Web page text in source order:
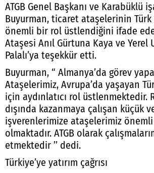
ATGB Genel Başkanı ve Karabüklü
Buyurman, ticaret ataşelerinin
önemli bir rol üstlendiğini ifade
Ataşesi Anıl Gürtuna Kaya ve Yerel
Palalı’ya teşekkür etti.
Buyurman, “ Almanya’da görev
Ataşelerimiz, Avrupa’da yaşayan
için aydınlatıcı rol üstlenmektedir.
dışında kazanmaya çalışan küçük
işverenlerimize ataşelerimiz önemli
olmaktadır. ATGB olarak
etmektedir ’’ dedi.
Türkiye’ye yatırım çağrısı